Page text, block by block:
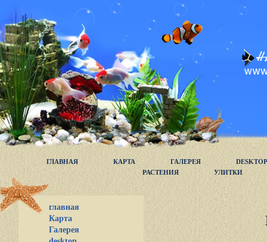
ГЛАВНАЯ КАРТА ГАЛЕРЕЯ
DESKTOP
РАСТЕНИЯ
УЛИТКИ
главная
Карта
Галерея